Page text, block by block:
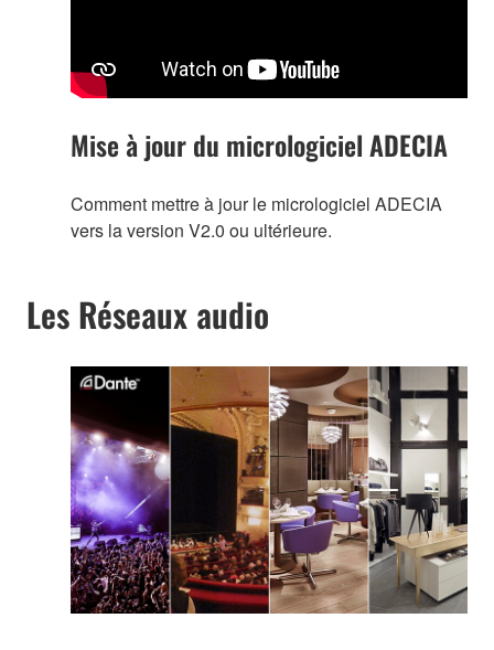
Mise à jour du micrologiciel ADECIA
Comment mettre à jour le micrologiciel ADECIA
vers la version V2.0 ou ultérieure.
Les Réseaux audio